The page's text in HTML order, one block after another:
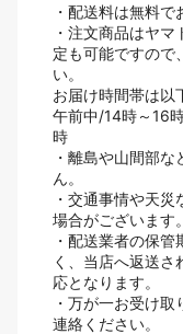
・配送料は無料で
・注文商品はヤ
定も可能ですので
い。
お届け時間帯は以
午前中/14時～16
時
・離島や山間部
ん。
・交通事情や天
場合がございます。
・配送業者の保
く、当店へ返送
応となります。
・万が一お受け
連絡ください。